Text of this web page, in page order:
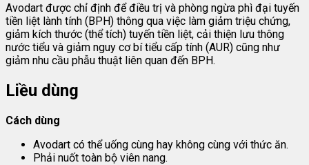
Avodart được chỉ định để điều trị và phòng ngừa phì đại tuyến
tiền liệt lành tính (BPH) thông qua việc làm giảm triệu chứng,
giảm kích thước (thể tích) tuyến tiền liệt, cải thiện lưu thông
nước tiểu và giảm nguy cơ bí tiểu cấp tính (AUR) cũng như
giảm nhu cầu phẫu thuật liên quan đến BPH.
Liều dùng
Cách dùng
Avodart có thể uống cùng hay không cùng với thức ăn.
Phải nuốt toàn bộ viên nang.